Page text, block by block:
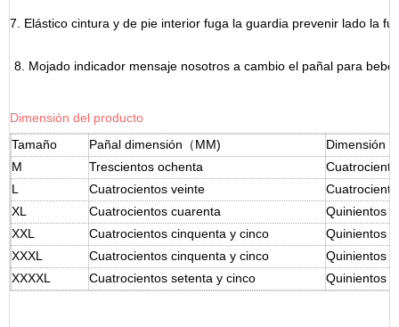
7. Elástico cintura y de pie interior fuga la guardia prevenir lado la
8. Mojado indicador mensaje nosotros a cambio el pañal para bebé
Dimensión del producto
Tamaño
Pañal dimensión（MM)
Dimensión
M
Trescientos ochenta
L
Cuatrocientos veinte
XL
Cuatrocientos cuarenta
Quinientos
XXL
Cuatrocientos cinquenta y cinco
Quinientos
XXXL
Cuatrocientos cinquenta y cinco
Quinientos
XXXXL
Cuatrocientos setenta y cinco Quinientos